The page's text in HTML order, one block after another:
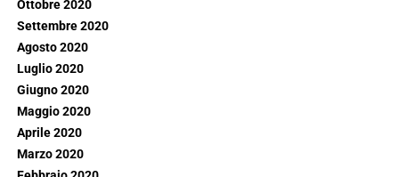
Ottobre 2020
Settembre 2020
Agosto 2020
Luglio 2020
Giugno 2020
Maggio 2020
Aprile 2020
Marzo 2020